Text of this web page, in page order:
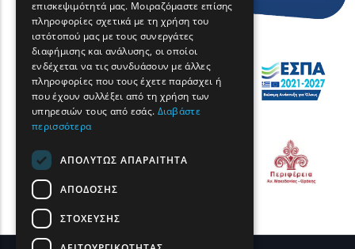
BULGARIAN
ROMANIAN
TURKISH
επισκεψιμότητά μας. Μοιραζόμαστε επίσης
πληροφορίες σχετικά με τη χρήση του
ιστότοπού μας με τους συνεργάτες
διαφήμισης και ανάλυσης, οι οποίοι
ενδέχεται να τις συνδυάσουν με άλλες
πληροφορίες που τους έχετε παράσχει ή
που έχουν συλλέξει από τη χρήση των
υπηρεσιών τους από εσάς. Διαβάστε
περισσότερα
ΑΠΟΛΎΤΩΣ ΑΠΑΡΑΊΤΗΤΑ
ΑΠΌΔΟΣΗΣ
ΣΤΌΧΕΥΣΗΣ